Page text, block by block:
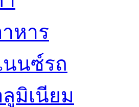
หาร
นซ์รถ
มิเนียม